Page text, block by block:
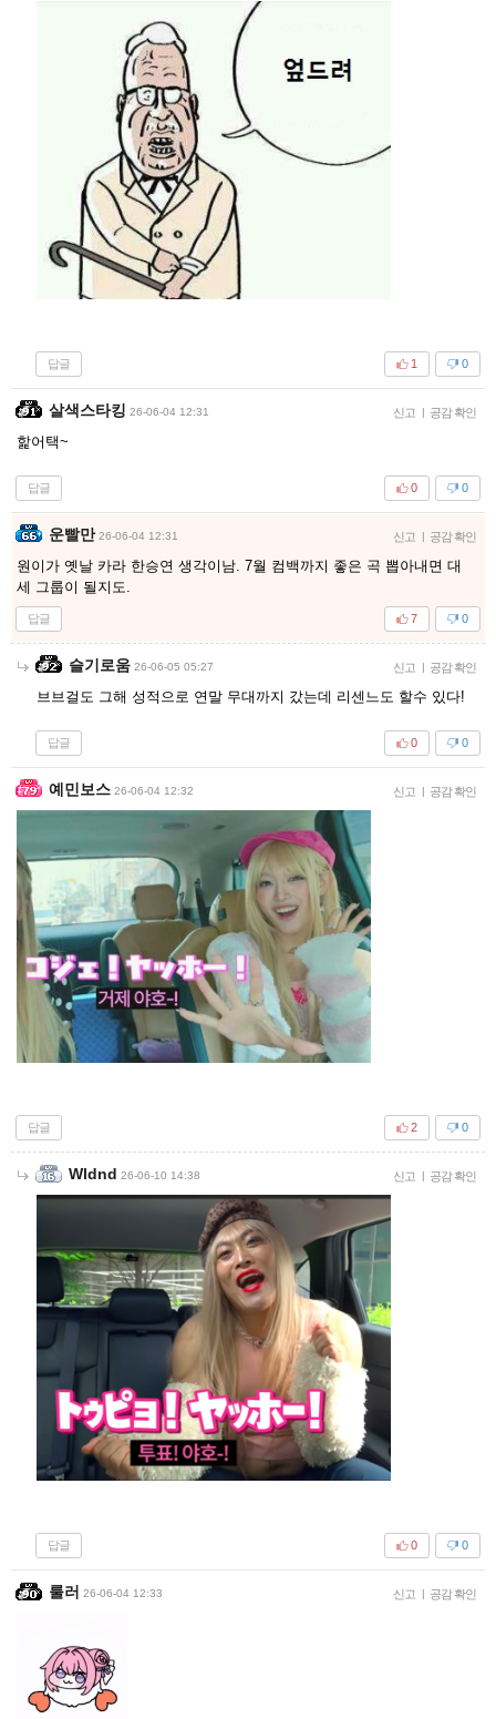
답글 0
1
살색스타킹 26-06-04 12:31 신고 | 공감 확인
핥어택~
답글 0
0
운빨만 26-06-04 12:31 신고 | 공감 확인
원이가 옛날 카라 한승연 생각이남. 7월 컴백까지 좋은 곡 뽑아내면 대
세 그룹이 될지도.
답글 0
7
슬기로움 26-06-05 05:27 신고 | 공감 확인
브브걸도 그해 성적으로 연말 무대까지 갔는데 리센느도 할수 있다!
답글 0
0
예민보스 26-06-04 12:32 신고 | 공감 확인
답글 0
2
Wldnd 26-06-10 14:38 신고 | 공감 확인
답글 0
0
룰러 26-06-04 12:33 신고 | 공감 확인